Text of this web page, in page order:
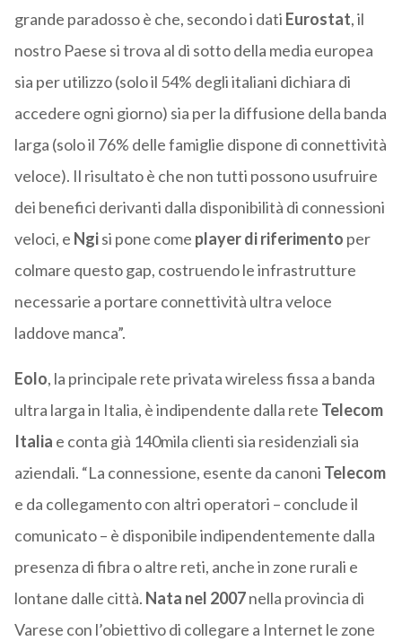
grande paradosso è che, secondo i dati Eurostat, il
nostro Paese si trova al di sotto della media europea
sia per utilizzo (solo il 54% degli italiani dichiara di
accedere ogni giorno) sia per la diffusione della banda
larga (solo il 76% delle famiglie dispone di connettività
veloce). Il risultato è che non tutti possono usufruire
dei benefici derivanti dalla disponibilità di connessioni
veloci, e Ngisi pone come player di riferimento per
colmare questo gap, costruendo le infrastrutture
necessarie a portare connettività ultra veloce
laddove manca”.
Eolo, la principale rete privata wireless fissa a banda
ultra larga in Italia, è indipendente dalla rete Telecom
Italia e conta già 140mila clienti sia residenziali sia
aziendali. “La connessione, esente da canoni Telecom
e da collegamento con altri operatori – conclude il
comunicato – è disponibile indipendentemente dalla
presenza di fibra o altre reti, anche in zone rurali e
lontane dalle città. Nata nel 2007nella provincia di
Varese con l’obiettivo di collegare a Internet le zone